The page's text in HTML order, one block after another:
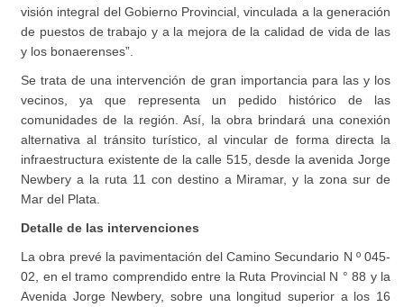
visión integral del Gobierno Provincial, vinculada a la generación
de puestos de trabajo y a la mejora de la calidad de vida de las
y los bonaerenses”.
Se trata de una intervención de gran importancia para las y los
vecinos, ya que representa un pedido histórico de las
comunidades de la región. Así, la obra brindará una conexión
alternativa al tránsito turístico, al vincular de forma directa la
infraestructura existente de la calle 515, desde la avenida Jorge
Newbery a la ruta 11 con destino a Miramar, y la zona sur de
Mar del Plata.
Detalle de las intervenciones
La obra prevé la pavimentación del Camino Secundario N º 045-
02, en el tramo comprendido entre la Ruta Provincial N ° 88 y la
Avenida Jorge Newbery, sobre una longitud superior a los 16